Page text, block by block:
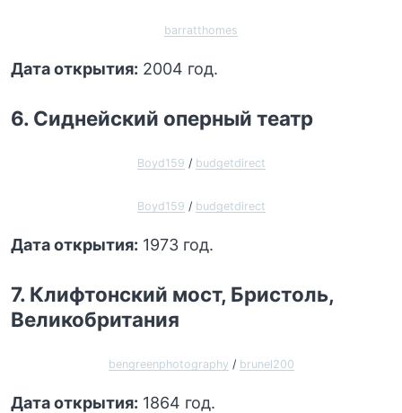
barratthomes
Дата открытия: 2004 год.
6. Сиднейский оперный театр
Boyd159 / budgetdirect
Boyd159 / budgetdirect
Дата открытия: 1973 год.
7. Клифтонский мост, Бристоль,
Великобритания
bengreenphotography / brunel200
Дата открытия: 1864 год.